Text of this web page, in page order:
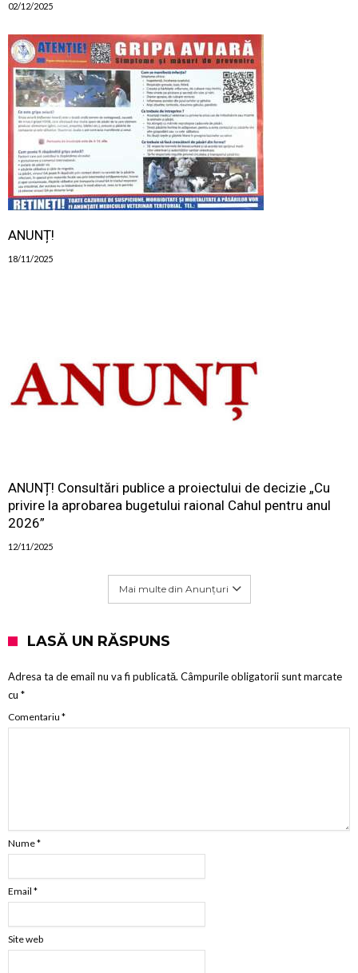
02/12/2025
ANUNȚ!
18/11/2025
ANUNȚ! Consultări publice a proiectului de decizie „Cu
privire la aprobarea bugetului raional Cahul pentru anul
2026”
12/11/2025
Mai multe din Anunțuri
LASĂ UN RĂSPUNS
Adresa ta de email nu va fi publicată. Câmpurile obligatorii sunt marcate
cu *
Comentariu *
Nume*
Email *
Site web